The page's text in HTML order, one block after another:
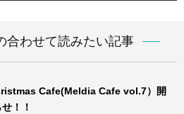
合わせて読みたい記事
Cafe(Meldia Cafe vol.7）開
！！